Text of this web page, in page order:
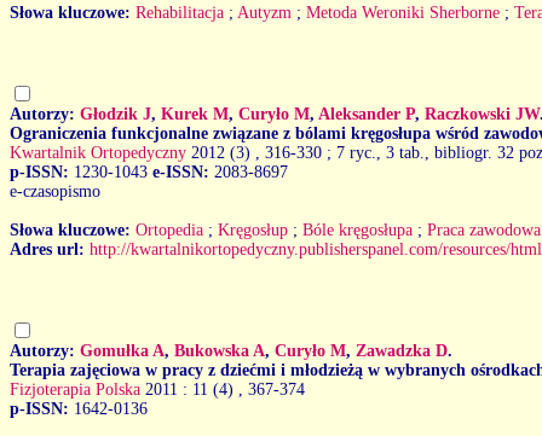
Słowa kluczowe: Rehabilitacja ; Autyzm ; Metoda Weroniki Sherborne ;
Autorzy: Głodzik J, Kurek M, Curyło M, Aleksander P, Raczkowski JW
Ograniczenia funkcjonalne związane z bólami kręgosłupa wśród
Kwartalnik Ortopedyczny 2012 (3)
, 316-330 ; 7 ryc., 3 tab., bibliogr. 32
p-ISSN: 1230-1043 e-ISSN: 2083-8697
e-czasopismo
Słowa kluczowe: Ortopedia ; Kręgosłup ; Bóle kręgosłupa ; Praca zawodowa
Adres url: http://kwartalnikortopedyczny.publisherspanel.com/resources/
Autorzy: Gomułka A, Bukowska A, Curyło M, Zawadzka D.
Terapia zajęciowa w pracy z dziećmi i młodzieżą w wybranych
Fizjoterapia Polska 2011 : 11 (4)
, 367-374
p-ISSN: 1642-0136